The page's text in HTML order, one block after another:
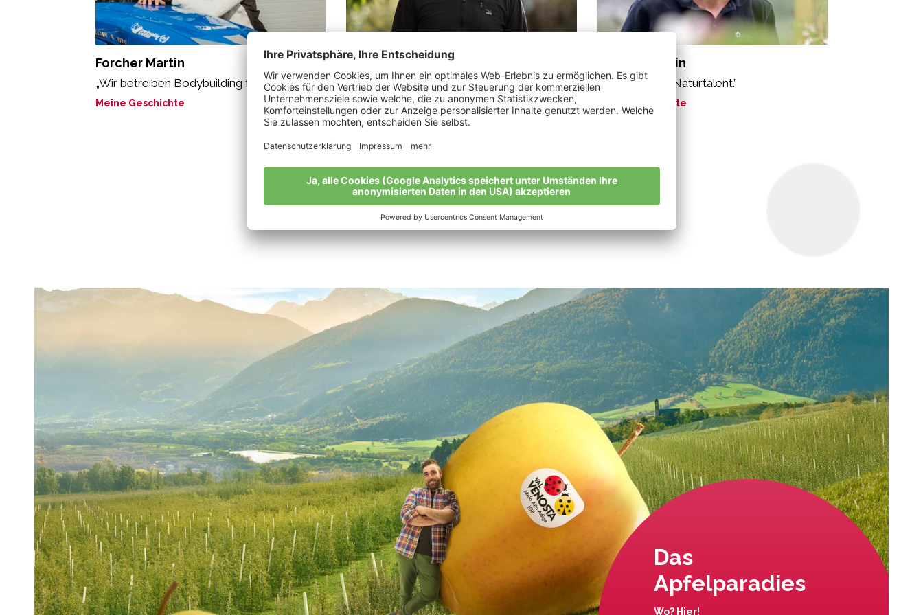
Forcher Martin
„Wir betreiben Bodybuilding für Nützlinge!“
Meine Geschichte
Mair Bernhard
„Wer einmal Bio probiert, lässt es nicht
mehr los.“
Meine Geschichte
Pinzger Martin
“Die Äpfel. Ein Naturtalent.”
Meine Geschichte
Alle Bio-Bauern im Überblick
Das
Apfelparadies
Wo? Hier!